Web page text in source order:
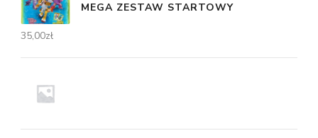
MEGA ZESTAW STARTOWY
35,00zł